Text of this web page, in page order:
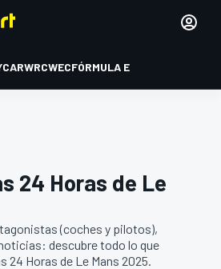
WRCWECFÓRMULA E
24 Horas de Le
(coches y pilotos),
descubre todo lo que
24 Horas de Le Mans 2025.